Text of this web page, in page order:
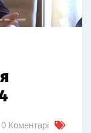
0 Коментарі